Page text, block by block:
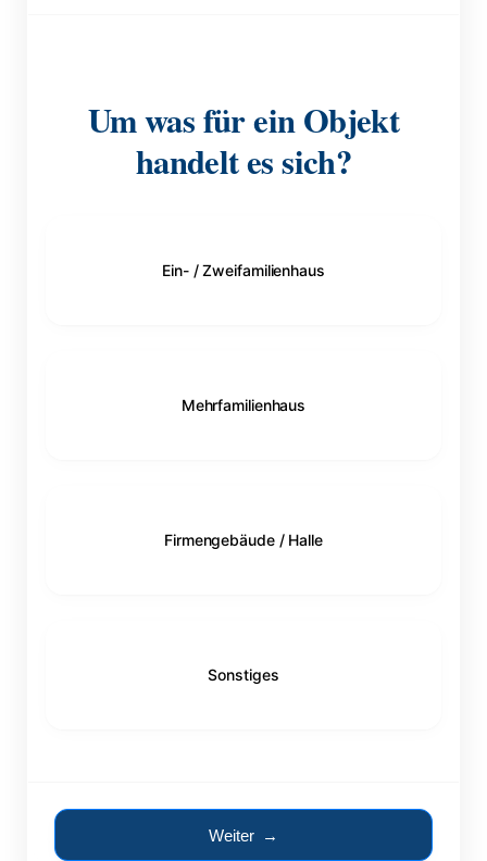
Um was für ein Objekt
handelt es sich?
Ein- / Zweifamilienhaus
Mehrfamilienhaus
Firmengebäude / Halle
Sonstiges
Weiter →